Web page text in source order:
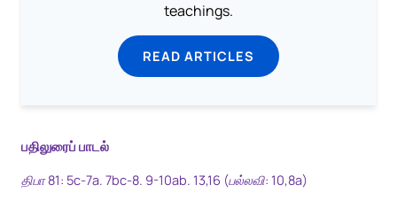
teachings.
READ ARTICLES
பதிலுரைப் பாடல்
திபா 81: 5c-7a. 7bc-8. 9-10ab. 13,16 (பல்லவி: 10,8a)